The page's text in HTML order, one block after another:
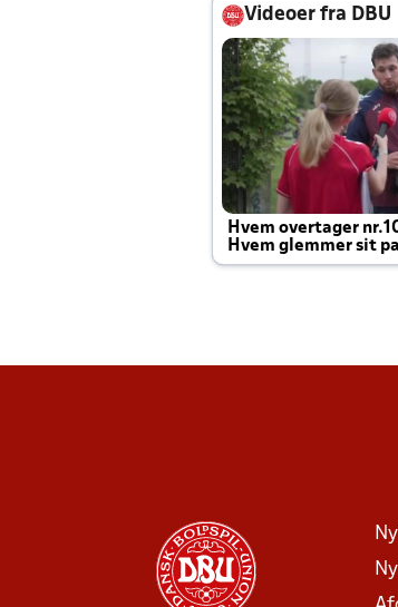
Videoer fra DBU
Hvem overtager
Hvem glemmer sit
Joachim altid til